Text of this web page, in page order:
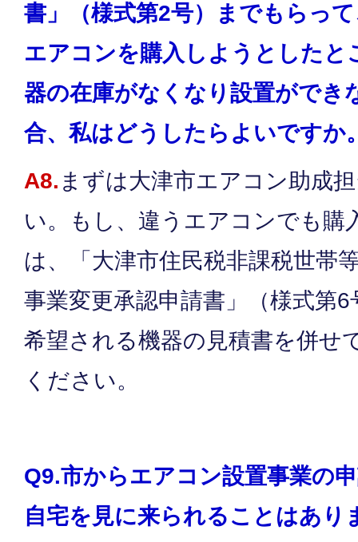
書」（様式第2号）までもらっ
エアコンを購入しようとしたと
器の在庫がなくなり設置ができ
合、私はどうしたらよいですか
A8. まずは大津市エアコン助成
い。もし、違うエアコンでも購
は、「大津市住民税非課税世帯
事業変更承認申請書」（様式第
希望される機器の見積書を併せ
ください。
Q9.市からエアコン設置事業の
自宅を見に来られることはあり